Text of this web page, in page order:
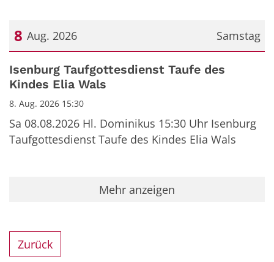
Samstag
8 Aug. 2026
Datum: 8. August 2026
Isenburg Taufgottesdienst Taufe des
Kindes Elia Wals
8. Aug. 2026 15:30
Sa 08.08.2026 Hl. Dominikus 15:30 Uhr Isenburg
Taufgottesdienst Taufe des Kindes Elia Wals
Mehr anzeigen
Zurück